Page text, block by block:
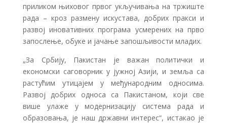
приликом њиховог првог укључивања на тржиште
рада – кроз размену искустава, добрих пракси и
развој иновативних програма усмерених на прво
запослење, обуке и јачање запошљивости младих.
„За Србију, Пакистан је важан политички и
економски саговорник у јужној Азији, и земља са
растућим утицајем у међународним односима.
Развој добрих односа са Пакистаном, који све
више улаже у модернизацију система рада и
образовања, је наш државни интерес“, истакао је